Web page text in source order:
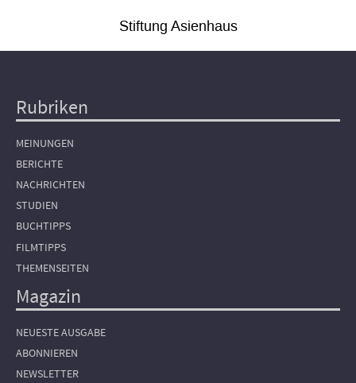
Stiftung Asienhaus
Hauptnavigation
Rubriken
MEINUNGEN
BERICHTE
NACHRICHTEN
STUDIEN
BUCHTIPPS
FILMTIPPS
THEMENSEITEN
Magazin
NEUESTE AUSGABE
ABONNIEREN
NEWSLETTER